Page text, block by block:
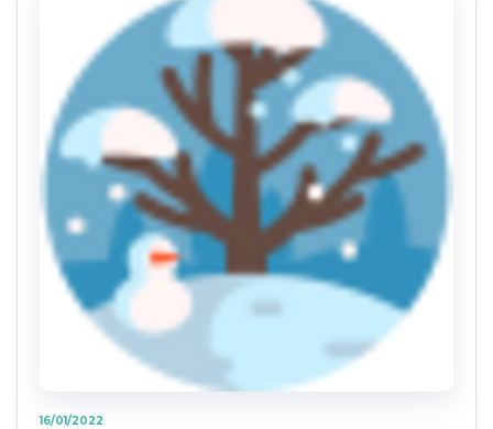
16/01/2022